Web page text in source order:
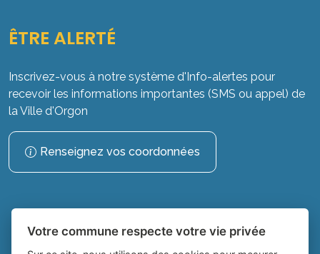
ÊTRE ALERTÉ
Inscrivez-vous à notre système d'Info-alertes pour
recevoir les informations importantes (SMS ou appel) de
la Ville d'Orgon
Renseignez vos coordonnées
Votre commune respecte votre vie privée